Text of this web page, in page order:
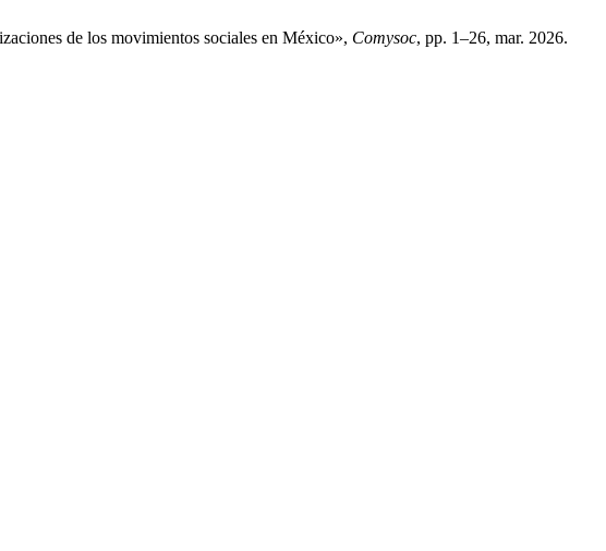
de los movimientos sociales en México», Comysoc, pp. 1–26, mar. 2026.